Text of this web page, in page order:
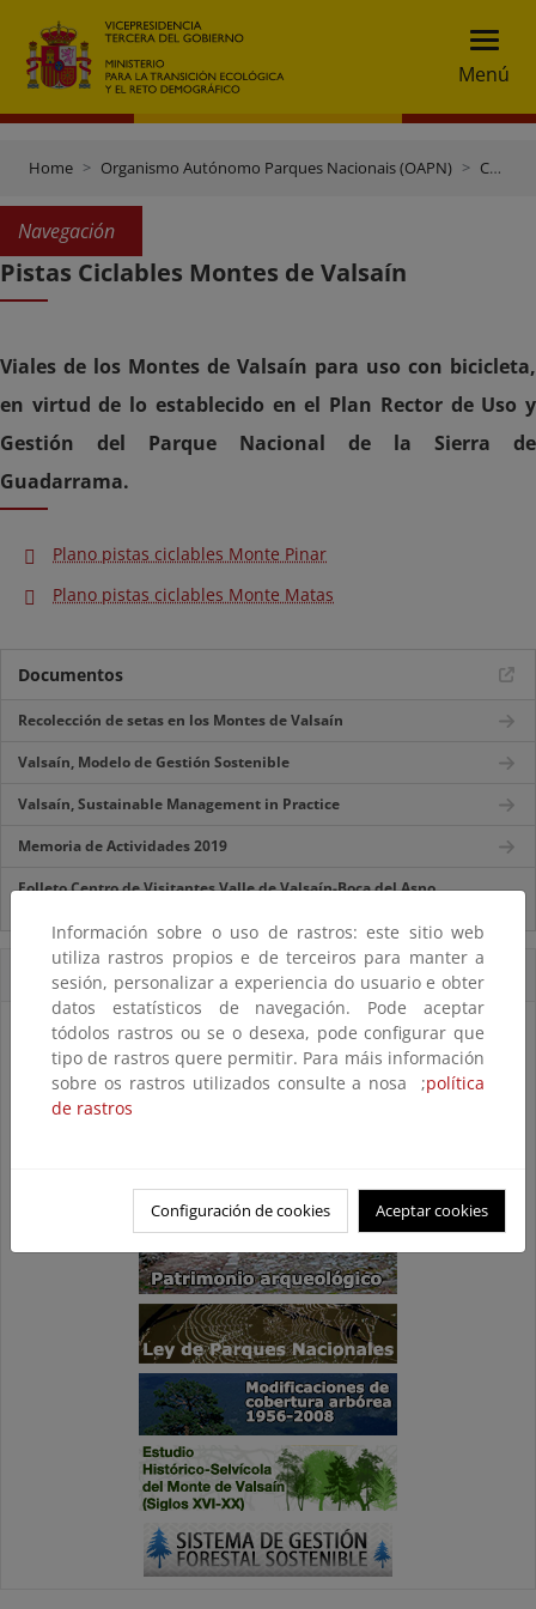
Menú
Home Organismo Autónomo Parques Nacionais (OAPN) Centros e Terreos
Navegación
Pistas Ciclables Montes de Valsaín
Viales de los Montes de Valsaín para uso con bicicleta,
en virtud de lo establecido en el Plan Rector de Uso y
Gestión del Parque Nacional de la Sierra de
Guadarrama.
Plano pistas ciclables Monte Pinar
Plano pistas ciclables Monte Matas
Documentos
Recolección de setas en los Montes de Valsaín
Valsaín, Modelo de Gestión Sostenible
Valsaín, Sustainable Management in Practice
Memoria de Actividades 2019
Folleto Centro de Visitantes Valle de Valsaín-Boca del Asno.
Accesos Directos
Información sobre o uso de rastros: este sitio web
utiliza rastros propios e de terceiros para manter a
sesión, personalizar a experiencia do usuario e obter
datos estatísticos de navegación. Pode aceptar
tódolos rastros ou se o desexa, pode configurar que
tipo de rastros quere permitir. Para máis información
sobre os rastros utilizados consulte a nosa ;política
de rastros
Configuración de cookies Aceptar cookies